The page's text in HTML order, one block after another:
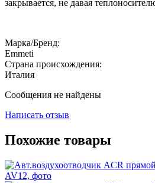
закрывается, не давая
Марка/Бренд:
Emmeti
Страна происхождения:
Италия
Сообщения не найдены
Написать отзыв
Похожие товары